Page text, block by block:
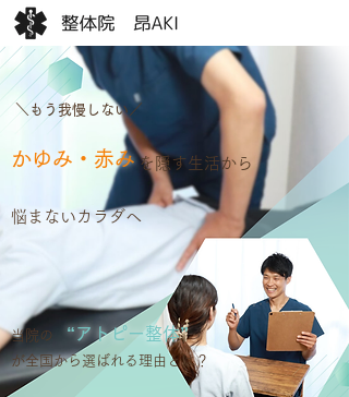
＼もう我慢しない／
かゆみ・赤み ​を隠す生活から
​悩まないカラダへ
当院の “アトピー整体”
が全国から選ばれる理由とは？